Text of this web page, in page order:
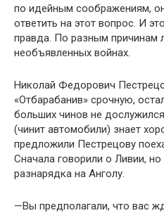
по идейным соображениям,
ответить на этот вопрос. И
правда. По разным причинам
необъявленных войнах.
Николай Федорович
«Отбарабанив» срочную,
больших чинов не
(чинит автомобили) знает
предложили Пестрецову
Сначала говорили о Ливии,
разнарядка на Анголу.
—Вы предполагали, что вас